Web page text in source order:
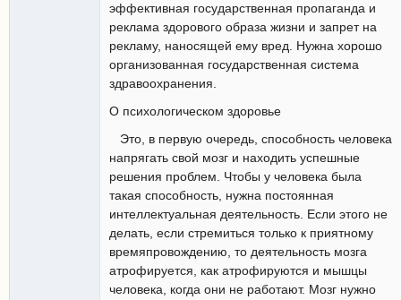
эффективная государственная пропаганда и
реклама здорового образа жизни и запрет на
рекламу, наносящей ему вред. Нужна хорошо
организованная государственная система
здравоохранения.
О психологическом здоровье
Это, в первую очередь, способность человека
напрягать свой мозг и находить успешные
решения проблем. Чтобы у человека была
такая способность, нужна постоянная
интеллектуальная деятельность. Если этого не
делать, если стремиться только к приятному
времяпровождению, то деятельность мозга
атрофируется, как атрофируются и мышцы
человека, когда они не работают. Мозг нужно